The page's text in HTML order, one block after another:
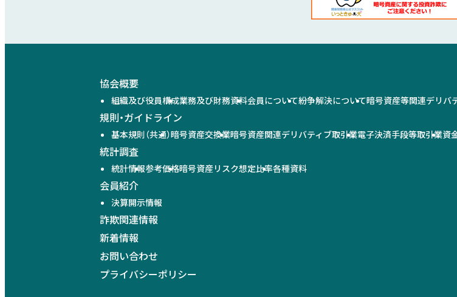
協会概要
組織及び役員構成業務及び財務資料会員について紛争解決について暗号資産等関連デリバ
規則・ガイドライン
基本規則（共通）暗号資産交換業暗号資産関連デリバティブ取引業電子決済手段等取引業資
統計調査
統計情報参考価格暗号資産リスク想定比率各種資料
会員紹介
決算開示情報
詐欺関連情報
新着情報
お問い合わせ
プライバシーポリシー